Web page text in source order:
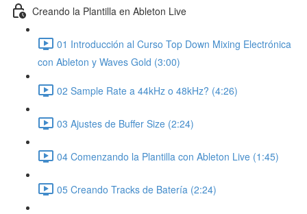
Creando la Plantilla en Ableton Live
01 Introducción al Curso Top Down Mixing Electrónica
con Ableton y Waves Gold (3:00)
02 Sample Rate a 44kHz o 48kHz? (4:26)
03 Ajustes de Buffer Size (2:24)
04 Comenzando la Plantilla con Ableton Live (1:45)
05 Creando Tracks de Batería (2:24)